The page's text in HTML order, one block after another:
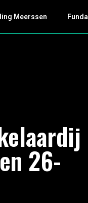
Meerssen Funda
26-